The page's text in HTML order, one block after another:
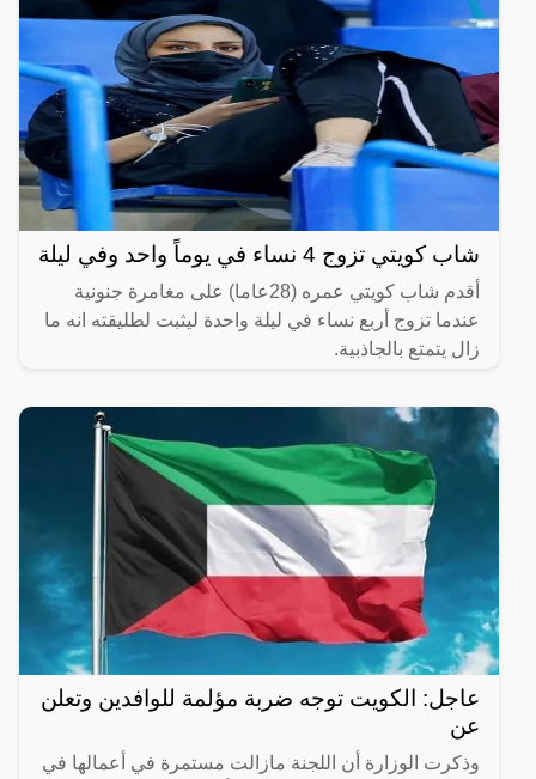
شاب كويتي تزوج 4 نساء في يوماً واحد وفي ليلة
أقدم شاب كويتي عمره (28عاما) على مغامرة جنونية
عندما تزوج أربع نساء في ليلة واحدة ليثبت لطليقته انه ما
زال يتمتع بالجاذبية.
عاجل: الكويت توجه ضربة مؤلمة للوافدين وتعلن
عن
وذكرت الوزارة أن اللجنة مازالت مستمرة في أعمالها في